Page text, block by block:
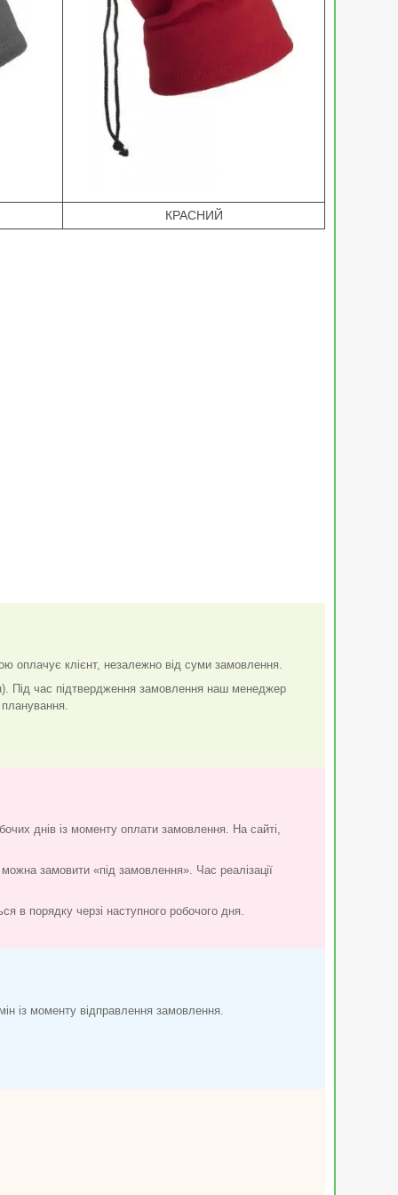
КРАСНИЙ
оплачує клієнт, незалежно від суми замовлення.
Під час підтвердження замовлення наш менеджер
днів із моменту оплати замовлення. На сайті,
замовити «під замовлення». Час реалізації
в порядку черзі наступного робочого дня.
із моменту відправлення замовлення.